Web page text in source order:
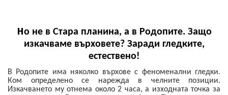
Но не в Стара планина, а в Родопите. Защо
изкачваме върховете? Заради гледките,
естествено!
В Родопите има няколко върхове с феноменални гледки.
Ком определено се нарежда в челните позиции.
Изкачването му отнема около 2 часа, а изходната точка за